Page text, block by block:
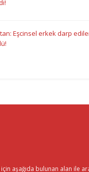
Eşcinsel erkek darp
aşağıda bulunan alan ile